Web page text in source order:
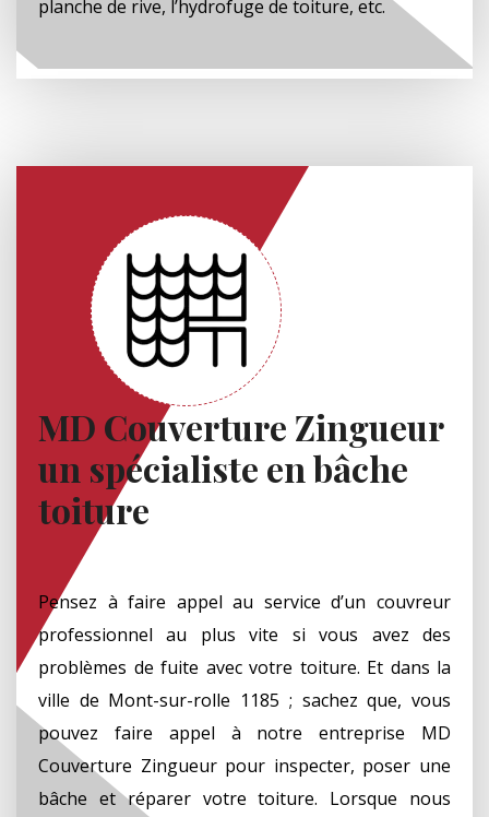
planche de rive, l’hydrofuge de toiture, etc.
MD Couverture Zingueur
un spécialiste en bâche
toiture
Pensez à faire appel au service d’un couvreur
professionnel au plus vite si vous avez des
problèmes de fuite avec votre toiture. Et dans la
ville de Mont-sur-rolle 1185 ; sachez que, vous
pouvez faire appel à notre entreprise MD
Couverture Zingueur pour inspecter, poser une
bâche et réparer votre toiture. Lorsque nous